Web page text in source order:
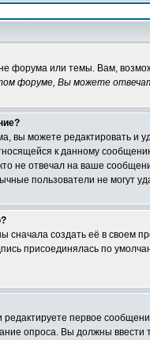
форума или темы. Вам,
форуме, Вы можете
вы можете редактировать и
к данному
не отвечал на ваше
пользователи не могут
сначала создать её в своем
присоединялась по
редактируете первое
опроса. Вы должны